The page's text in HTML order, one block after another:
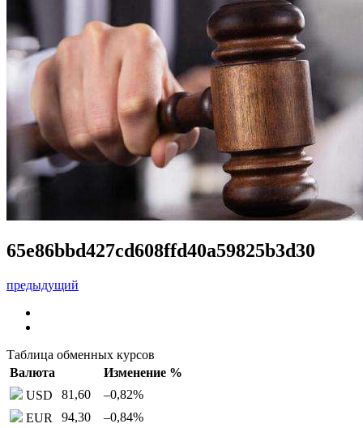
65e86bbd427cd608ffd40a59825b3d30
предыдущий
Таблица обменных курсов
Валюта
Изменение %
USD
81,60 –0,82%
EUR
94,30 –0,84%